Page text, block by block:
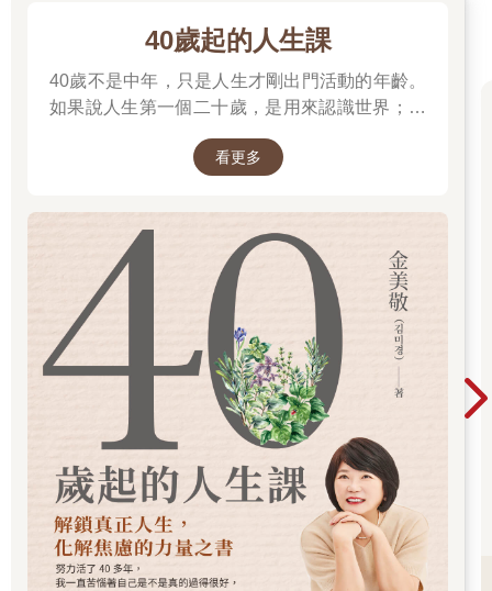
他為自己掌舵轉彎，帶著阿嬤的祝福，繼續航向下個彼岸。
40歲起的人生課
40歲不是中年，只是人生才剛出門活動的年齡。
如果說人生第一個二十歲，是用來認識世界；人
看更多